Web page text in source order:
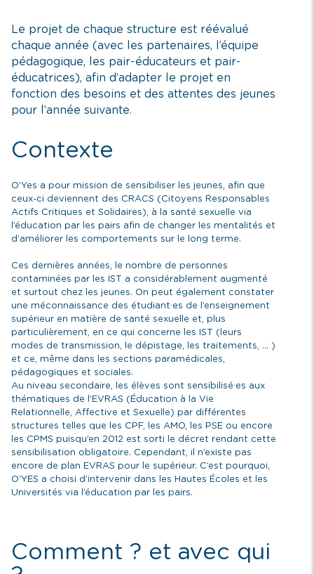
Le projet de chaque structure est réévalué
chaque année (avec les partenaires, l’équipe
pédagogique, les pair-éducateurs et pair-
éducatrices), afin d’adapter le projet en
fonction des besoins et des attentes des jeunes
pour l’année suivante.
Contexte
O’Yes a pour mission de sensibiliser les jeunes, afin que
ceux-ci deviennent des CRACS (Citoyens Responsables
Actifs Critiques et Solidaires), à la santé sexuelle via
l’éducation par les pairs afin de changer les mentalités et
d’améliorer les comportements sur le long terme.
Ces dernières années, le nombre de personnes
contaminées par les IST a considérablement augmenté
et surtout chez les jeunes. On peut également constater
une méconnaissance des étudiant·es de l’enseignement
supérieur en matière de santé sexuelle et, plus
particulièrement, en ce qui concerne les IST (leurs
modes de transmission, le dépistage, les traitements, … )
et ce, même dans les sections paramédicales,
pédagogiques et sociales.
Au niveau secondaire, les élèves sont sensibilisé·es aux
thématiques de l’EVRAS (Éducation à la Vie
Relationnelle, Affective et Sexuelle) par différentes
structures telles que les CPF, les AMO, les PSE ou encore
les CPMS puisqu’en 2012 est sorti le décret rendant cette
sensibilisation obligatoire. Cependant, il n’existe pas
encore de plan EVRAS pour le supérieur. C’est pourquoi,
O’YES a choisi d’intervenir dans les Hautes Écoles et les
Universités via l’éducation par les pairs.
Comment ? et avec qui